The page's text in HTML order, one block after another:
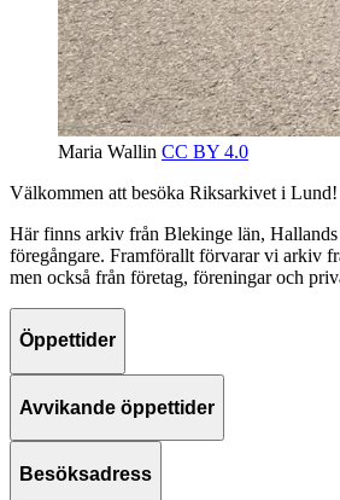
Maria Wallin CC BY 4.0
Välkommen att besöka Riksarkivet i Lund!
Här finns arkiv från Blekinge län, Hallands
föregångare. Framförallt förvarar vi arkiv
men också från företag, föreningar och
Öppettider
Avvikande öppettider
Besöksadress